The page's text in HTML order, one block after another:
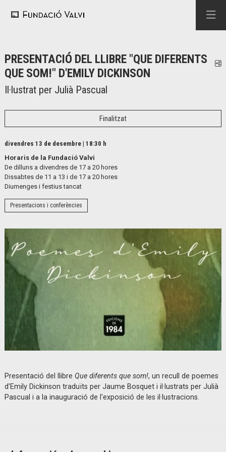
PRESENTACIÓ DEL LLIBRE "QUE DIFERENTS
QUE SOM!" D'EMILY DICKINSON
Il·lustrat per Julià Pascual
Finalitzat
divendres 13 de desembre | 18:30 h
Horaris de la Fundació Valvi
De dilluns a divendres de 17 a 20 hores
Dissabtes de 11 a 13 i de 17 a 20 hores
Diumenges i festius tancat
Presentacions i conferències
Presentació del llibre Que diferents que som!, un recull de poemes
d'Emily Dickinson traduïts per Jaume Bosquet i il·lustrats per Julià
Pascual i a la inauguració de l'exposició de les il·lustracions.